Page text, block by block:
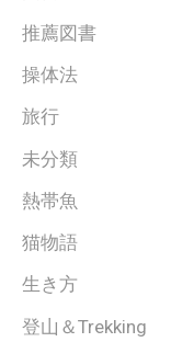
推薦図書
操体法
旅行
未分類
熱帯魚
猫物語
生き方
登山＆Trekking